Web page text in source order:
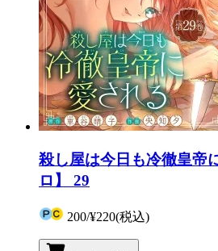
殺し屋は今日も冷徹皇帝
ロ】 29
200/¥220(税込)